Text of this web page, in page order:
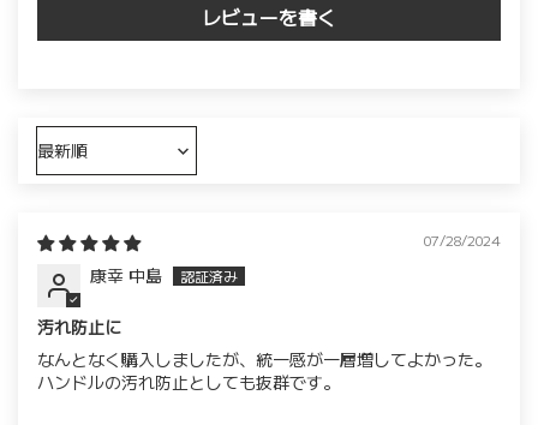
レビューを書く
Sort by
07/28/2024
康幸 中島
汚れ防止に
なんとなく購入しましたが、統一感が一層増してよかった。
ハンドルの汚れ防止としても抜群です。